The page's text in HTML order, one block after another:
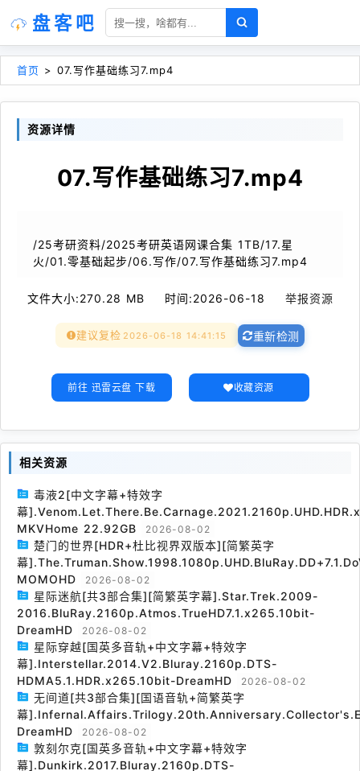
盘客吧
首页 > 07.写作基础练习7.mp4
资源详情
07.写作基础练习7.mp4
/25考研资料/2025考研英语网课合集 1TB/17.星
火/01.零基础起步/06.写作/07.写作基础练习7.mp4
文件大小:270.28 MB 时间:2026-06-18 举报资源
建议复检 2026-06-18 14:41:15 重新检测
前往 迅雷云盘 下载 收藏资源
相关资源
毒液2[中文字幕+特效字
幕
MKVHome 22.92GB
2026-08-02
楚门的世界[HDR+杜比视界双版本][简繁英字
幕
MOMOHD
2026-08-02
星际迷航[共3部合集][简繁英字幕].Star.Trek.2009-
2016.BluRay.2160p.Atmos.TrueHD7.1.x265.10bit-
DreamHD
2026-08-02
星际穿越[国英多音轨+中文字幕+特效字
幕].Interstellar.2014.V2.Bluray.2160p.DTS-
HDMA5.1.HDR.x265.10bit-DreamHD
2026-08-02
无间道[共3部合集][国语音轨+简繁英字
幕
DreamHD
2026-08-02
敦刻尔克[国英多音轨+中文字幕+特效字
幕].Dunkirk.2017.Bluray.2160p.DTS-